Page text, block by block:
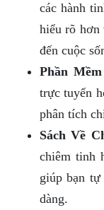
các hành
hiểu rõ hơn
đến cuộc
Phần
trực tuyến
phân tích
Sách Về
chiêm tinh
giúp bạn
dàng.